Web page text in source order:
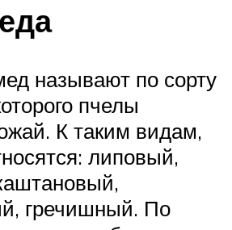
называют по сорту
пчелы
К таким видам,
липовый,
гречишный. По